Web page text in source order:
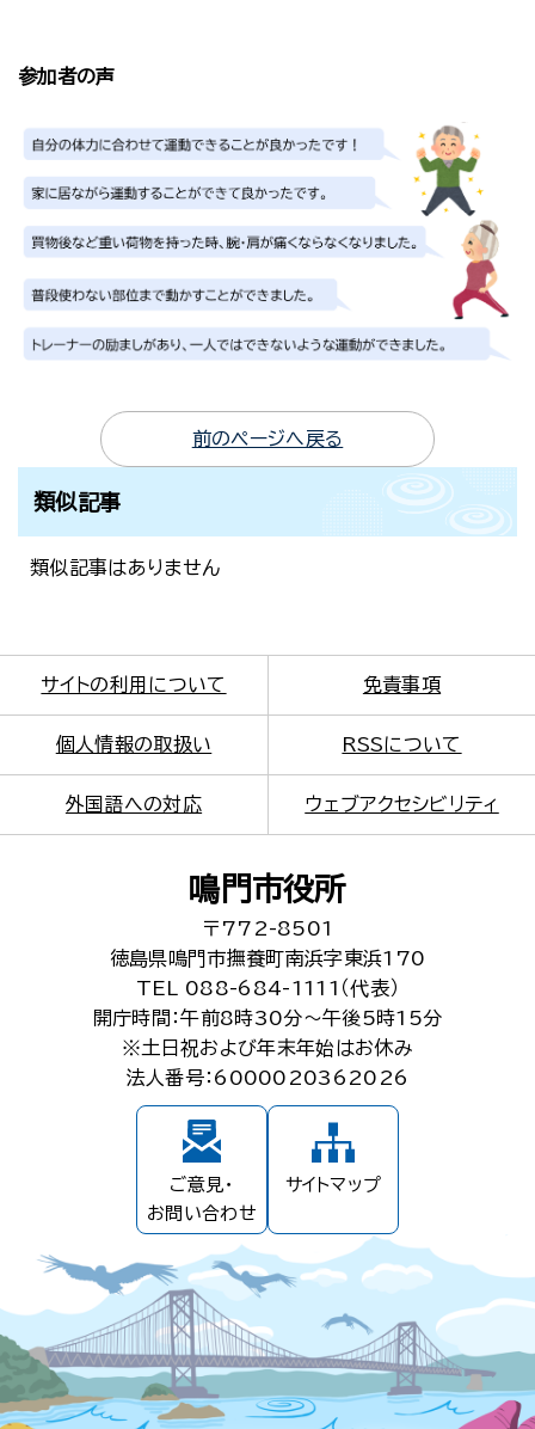
参加者の声
前のページへ戻る
類似記事
類似記事はありません
サイトの利用について 免責事項
個人情報の取扱い RSSについて
外国語への対応 ウェブアクセシビリティ
鳴門市役所
〒772-8501
徳島県鳴門市撫養町南浜字東浜170
TEL 088-684-1111（代表）
開庁時間：午前8時30分～午後5時15分
※土日祝および年末年始はお休み
法人番号：6000020362026
ご意見・
お問い合わせ
サイトマップ